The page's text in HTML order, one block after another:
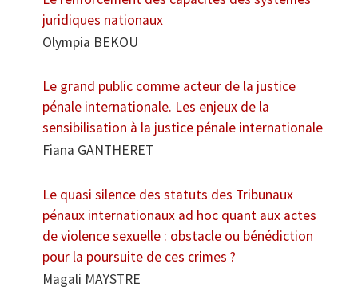
juridiques nationaux
Olympia BEKOU
Le grand public comme acteur de la justice
pénale internationale. Les enjeux de la
sensibilisation à la justice pénale internationale
Fiana GANTHERET
Le quasi silence des statuts des Tribunaux
pénaux internationaux ad hoc quant aux actes
de violence sexuelle : obstacle ou bénédiction
pour la poursuite de ces crimes ?
Magali MAYSTRE